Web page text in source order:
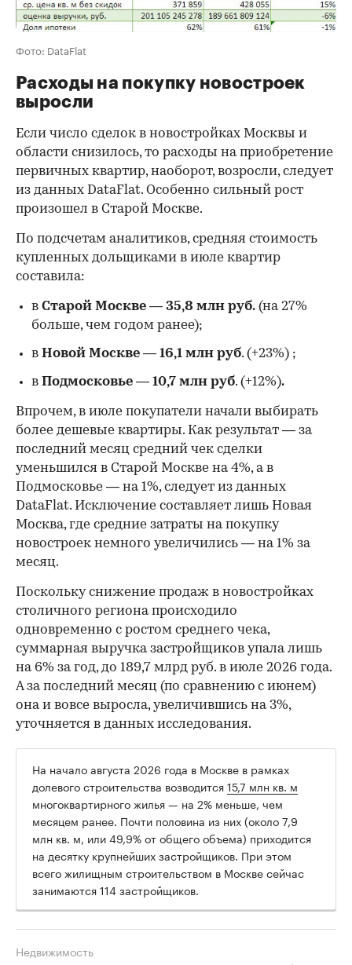
Фото: DataFlat
Расходы на покупку новостроек
выросли
Если число сделок в новостройках Москвы и
области снизилось, то расходы на приобретение
первичных квартир, наоборот, возросли, следует
из данных DataFlat. Особенно сильный рост
произошел в Старой Москве.
По подсчетам аналитиков, средняя стоимость
купленных дольщиками в июле квартир
составила:
в Старой Москве — 35,8 млн руб. (на 27%
больше, чем годом ранее);
в Новой Москве — 16,1 млн руб. (+23%) ;
в Подмосковье — 10,7 млн руб. (+12%).
Впрочем, в июле покупатели начали выбирать
более дешевые квартиры. Как результат — за
последний месяц средний чек сделки
уменьшился в Старой Москве на 4%, а в
Подмосковье — на 1%, следует из данных
DataFlat. Исключение составляет лишь Новая
Москва, где средние затраты на покупку
новостроек немного увеличились — на 1% за
месяц.
Поскольку снижение продаж в новостройках
столичного региона происходило
одновременно с ростом среднего чека,
суммарная выручка застройщиков упала лишь
на 6% за год, до 189,7 млрд руб. в июле 2026 года.
А за последний месяц (по сравнению с июнем)
она и вовсе выросла, увеличившись на 3%,
уточняется в данных исследования.
На начало августа 2026 года в Москве в рамках
долевого строительства возводится15,7 млн кв. м
многоквартирного жилья — на 2% меньше, чем
месяцем ранее. Почти половина из них (около 7,9
млн кв. м, или 49,9% от общего объема) приходится
на десятку крупнейших застройщиков. При этом
всего жилищным строительством в Москве сейчас
занимаются 114 застройщиков.
Недвижимость